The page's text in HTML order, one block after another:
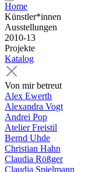
Home
Künstler*innen
Ausstellungen
2010-13
Projekte
Katalog
Von mir betreut
Alex Ewerth
Alexandra Vogt
Andrei Pop
Atelier Freistil
Bernd Uhde
Christian Hahn
Claudia Rößger
Claudia Spielmann